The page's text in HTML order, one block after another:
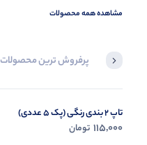
مشاهده همه محصولات
پرفروش ترین محصولات
تاپ 2 بندی رنگی (پک 5 عددی)
115,000 تومان
ست اسپرت آدیداس 3 نوار (پک 6 عددی)
369,000 تومان